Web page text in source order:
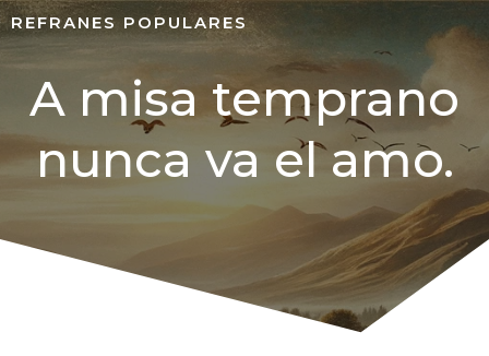
REFRANES POPULARES
A misa temprano
nunca va el amo.